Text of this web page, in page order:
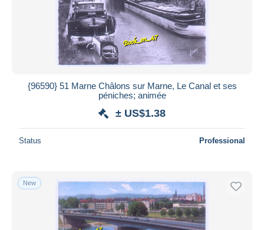
{96590} 51 Marne Châlons sur Marne, Le Canal et ses
péniches; animée
± US$1.38
Status Professional
New